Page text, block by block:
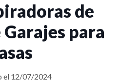
de
para
el 12/07/2024